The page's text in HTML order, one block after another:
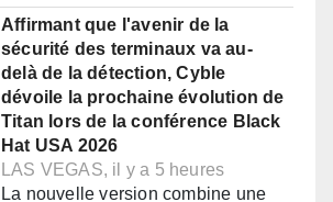
Affirmant que l'avenir de la
sécurité des terminaux va au-
delà de la détection, Cyble
dévoile la prochaine évolution de
Titan lors de la conférence Black
Hat USA 2026
LAS VEGAS, il y a 5 heures
La nouvelle version combine une